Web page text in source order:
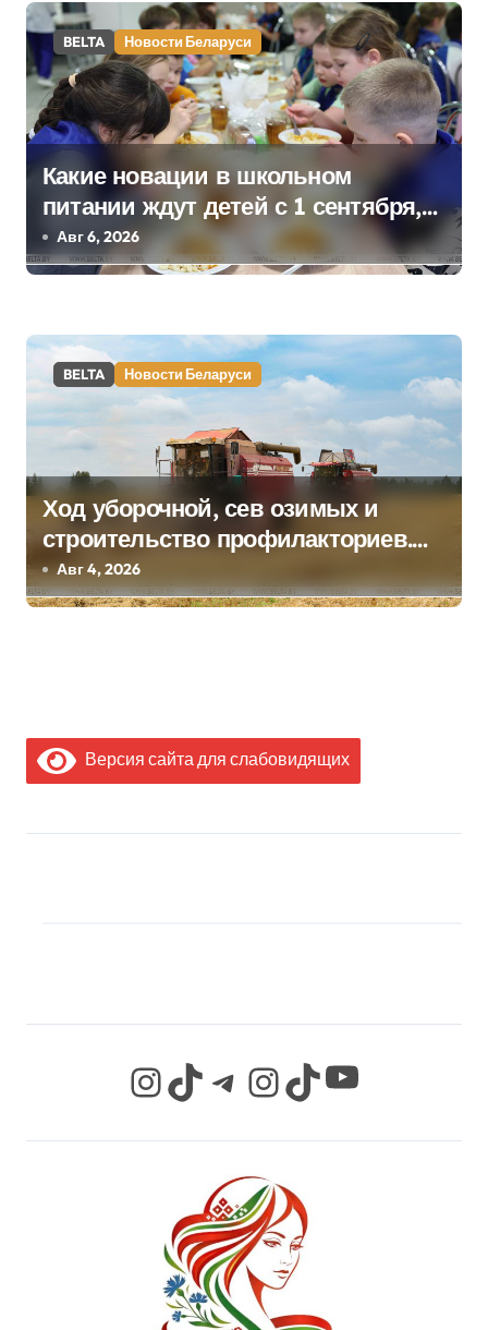
а
п
и
с
я
м
BELTA Новости Беларуси
Какие новации в школьном
питании ждут детей с 1 сентября,
рассказали в правительстве
Авг 6, 2026
BELTA Новости Беларуси
Ход уборочной, сев озимых и
строительство профилакториев.
Лукашенко заслушал доклад главы
Минсельхозпрода
Авг 4, 2026
Версия сайта для слабовидящих
InstagramTikTok Telegram InstagramTikTok YouTube